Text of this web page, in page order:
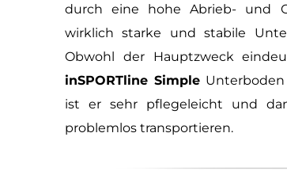
durch eine hohe Abrieb- und
wirklich starke und stabile
Obwohl der Hauptzweck
inSPORTline Simple
ist er sehr pflegeleicht und
problemlos transportieren.